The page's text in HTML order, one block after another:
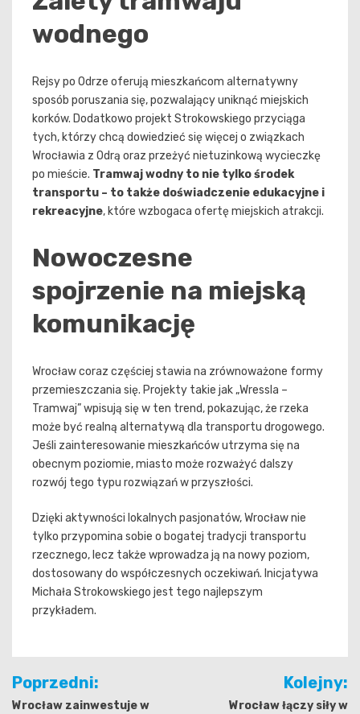
wodnego
Rejsy po Odrze oferują mieszkańcom alternatywny
sposób poruszania się, pozwalający uniknąć miejskich
korków. Dodatkowo projekt Strokowskiego przyciąga
tych, którzy chcą dowiedzieć się więcej o związkach
Wrocławia z Odrą oraz przeżyć nietuzinkową wycieczkę
po mieście. Tramwaj wodny to nie tylko środek
transportu – to także doświadczenie edukacyjne i
rekreacyjne, które wzbogaca ofertę miejskich atrakcji.
Nowoczesne
spojrzenie na miejską
komunikację
Wrocław coraz częściej stawia na zrównoważone formy
przemieszczania się. Projekty takie jak „Wressla –
Tramwaj” wpisują się w ten trend, pokazując, że rzeka
może być realną alternatywą dla transportu drogowego.
Jeśli zainteresowanie mieszkańców utrzyma się na
obecnym poziomie, miasto może rozważyć dalszy
rozwój tego typu rozwiązań w przyszłości.
Dzięki aktywności lokalnych pasjonatów, Wrocław nie
tylko przypomina sobie o bogatej tradycji transportu
rzecznego, lecz także wprowadza ją na nowy poziom,
dostosowany do współczesnych oczekiwań. Inicjatywa
Michała Strokowskiego jest tego najlepszym
przykładem.
Nawigacja
wpisu
Poprzedni:
Wrocław zainwestuje w
Kolejny:
Wrocław łączy siły w